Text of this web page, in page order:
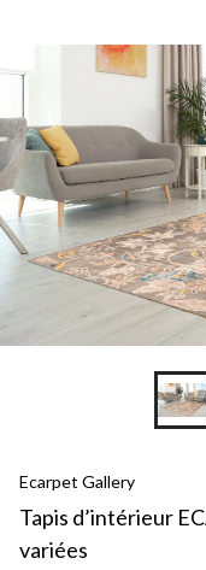
Ecarpet Gallery
Tapis d’intérieur
variées